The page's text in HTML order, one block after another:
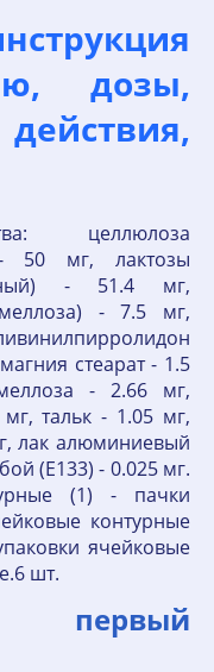
дозы,
целлюлоза
- 50 мг, лактозы
- 51.4 мг,
- 7.5 мг,
стеарат - 1.5
- 2.66 мг,
тальк - 1.05 мг,
лак алюминиевый
(E133) - 0.025 мг.
(1) - пачки
контурные
ячейковые
шт.
первый